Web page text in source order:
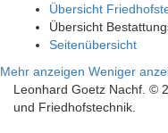
Übersicht
Übersicht
Seitenübersicht
Mehr anzeigen Weniger
Leonhard Goetz Nachf. ©
und Friedhofstechnik.